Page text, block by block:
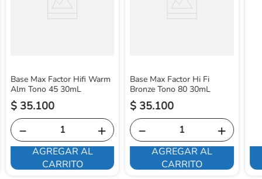
Base Max Factor Hifi Warm
Alm Tono 45 30mL
$ 35.100
＋
－
AGREGAR AL
CARRITO
Base Max Factor Hi Fi
Bronze Tono 80 30mL
$ 35.100
＋
－
AGREGAR AL
CARRITO